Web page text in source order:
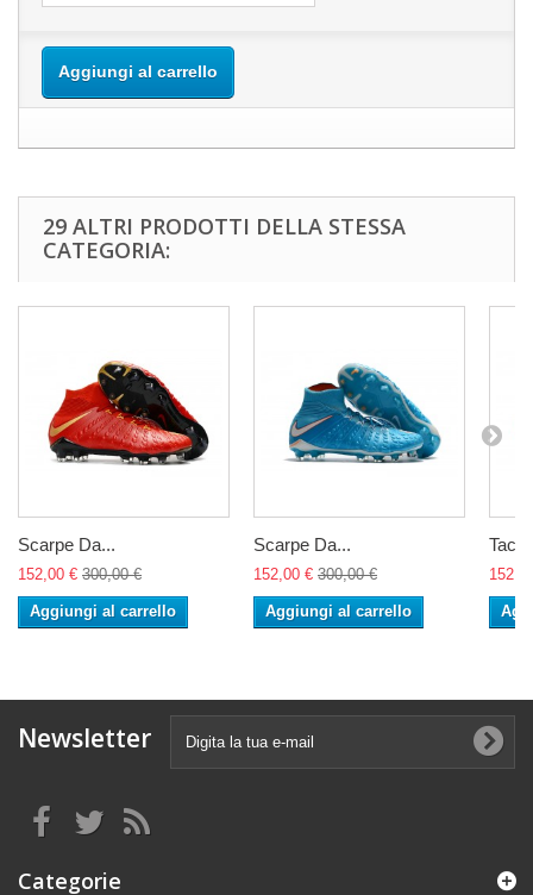
Aggiungi al carrello
29 ALTRI PRODOTTI DELLA STESSA
CATEGORIA:
Scarpe Da...
152,00 € 300,00 €
Aggiungi al carrello
Scarpe Da...
152,00 € 300,00 €
Aggiungi al carrello
Newsletter
Categorie